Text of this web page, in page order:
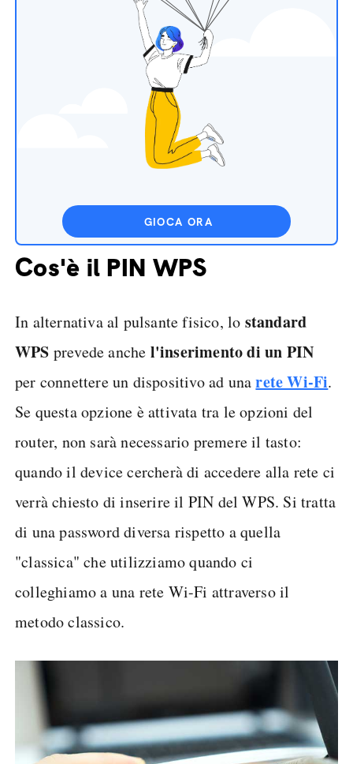
GIOCA ORA
Cos'è il PIN WPS
In alternativa al pulsante fisico, lo standard
WPS prevede anche l'inserimento di un PIN
per connettere un dispositivo ad unarete Wi-Fi.
Se questa opzione è attivata tra le opzioni del
router, non sarà necessario premere il tasto:
quando il device cercherà di accedere alla rete ci
verrà chiesto di inserire il PIN del WPS. Si tratta
di una password diversa rispetto a quella
"classica" che utilizziamo quando ci
colleghiamo a una rete Wi-Fi attraverso il
metodo classico.